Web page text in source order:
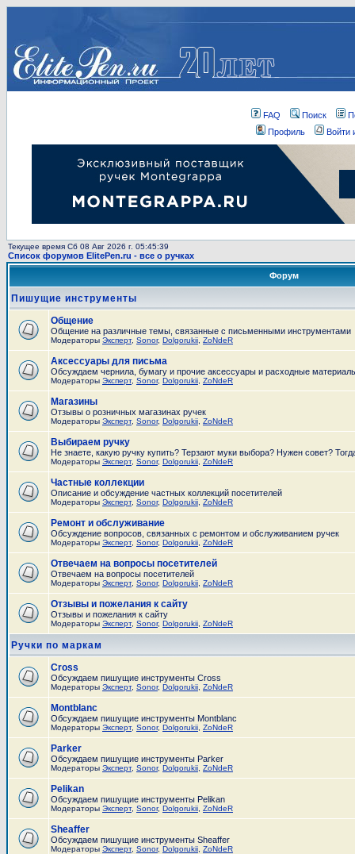
FAQ Поиск
Профиль
Войти
Текущее время Сб 08 Авг 2026 г. 05:45:39
Список форумов ElitePen.ru - все о ручках
Форум
Пишущие инструменты
Общение
Общение на различные темы, связанные с письменными инструментами
Модераторы Эксперт, Sonor, Dolgorukii ZoNdeR
Аксессуары для письма
Обсуждаем чернила, бумагу и прочие аксессуары и расходные
Модераторы Эксперт, Sonor, Dolgorukii ZoNdeR
Магазины
Отзывы о розничных магазинах ручек
Модераторы Эксперт, Sonor, Dolgorukii ZoNdeR
Выбираем ручку
Не знаете, какую ручку купить? Терзают муки выбора? Нужен совет?
Модераторы Эксперт, Sonor, Dolgorukii ZoNdeR
Частные коллекции
Описание и обсуждение частных коллекций посетителей
Модераторы Эксперт, Sonor, Dolgorukii ZoNdeR
Ремонт и обслуживание
Обсуждение вопросов, связанных с ремонтом и обслуживанием ручек
Модераторы Эксперт, Sonor, Dolgorukii ZoNdeR
Отвечаем на вопросы посетителей
Отвечаем на вопросы посетителей
Модераторы Эксперт, Sonor, Dolgorukii ZoNdeR
Отзывы и пожелания к сайту
Отзывы и пожелания к сайту
Модераторы Эксперт, Sonor, Dolgorukii ZoNdeR
Ручки по маркам
Cross
Обсуждаем пишущие инструменты Cross
Модераторы Эксперт, Sonor, Dolgorukii ZoNdeR
Montblanc
Обсуждаем пишущие инструменты Montblanc
Модераторы Эксперт, Sonor, Dolgorukii ZoNdeR
Parker
Обсуждаем пишущие инструменты Parker
Модераторы Эксперт, Sonor, Dolgorukii ZoNdeR
Pelikan
Обсуждаем пишущие инструменты Pelikan
Модераторы Эксперт, Sonor, Dolgorukii ZoNdeR
Sheaffer
Обсуждаем пишущие инструменты Sheaffer
Модераторы Эксперт, Sonor, Dolgorukii ZoNdeR